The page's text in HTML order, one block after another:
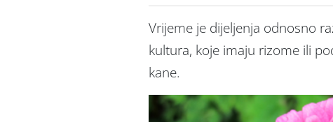
Vrijeme je dijeljenja odnosno
kultura, koje imaju rizome ili
kane.